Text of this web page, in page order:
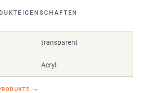
transparent
Acryl
→